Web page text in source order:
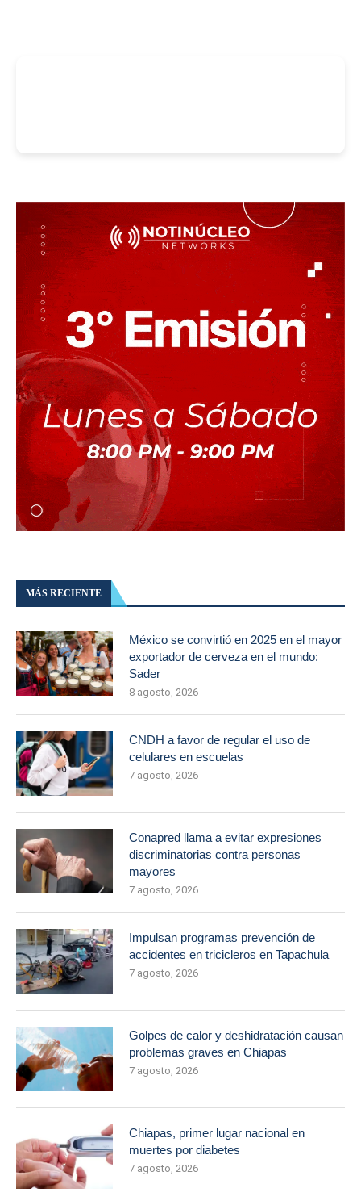
MÁS RECIENTE
México se convirtió en 2025 en el mayor
exportador de cerveza en el mundo:
Sader
8 agosto, 2026
CNDH a favor de regular el uso de
celulares en escuelas
7 agosto, 2026
Conapred llama a evitar expresiones
discriminatorias contra personas
mayores
7 agosto, 2026
Impulsan programas prevención de
accidentes en tricicleros en Tapachula
7 agosto, 2026
Golpes de calor y deshidratación causan
problemas graves en Chiapas
7 agosto, 2026
Chiapas, primer lugar nacional en
muertes por diabetes
7 agosto, 2026